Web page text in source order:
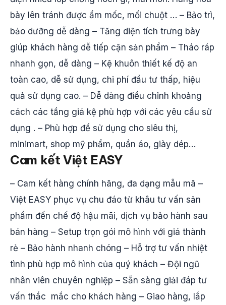
bày lên tránh được ẩm mốc, mối chuột … – Bảo trì,
bảo dưỡng dễ dàng – Tăng diện tích trưng bày
giúp khách hàng dễ tiếp cận sản phẩm – Tháo ráp
nhanh gọn, dễ dàng – Kệ khuôn thiết kế độ an
toàn cao, dễ sử dụng, chi phí đầu tư thấp, hiệu
quả sử dụng cao. – Dễ dàng điều chỉnh khoảng
cách các tầng giá kệ phù hợp với các yêu cầu sử
dụng . – Phù hợp để sử dụng cho siêu thị,
minimart, shop mỹ phẩm, quần áo, giày dép…
Cam kết Việt EASY
– Cam kết hàng chính hãng, đa dạng mẫu mã –
Việt EASY phục vụ chu đáo từ khâu tư vấn sản
phẩm đến chế độ hậu mãi, dịch vụ bảo hành sau
bán hàng – Setup trọn gói mô hình với giá thành
rẻ – Bảo hành nhanh chóng – Hỗ trợ tư vấn nhiệt
tình phù hợp mô hình của quý khách – Đội ngũ
nhân viên chuyên nghiệp – Sẵn sàng giải đáp tư
vấn thắc mắc cho khách hàng – Giao hàng, lắp